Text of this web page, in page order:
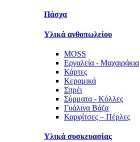
Πάσχα
Υλικά ανθοπωλείου
MOSS
Εργαλεία - Μαχαιράκια
Κάρτες
Κεραμικά
Σπρέι
Σύρματα - Κόλλες
Γυάλινα Βάζα
Καρφίτσες – Πέρλες
Υλικά συσκευασίας